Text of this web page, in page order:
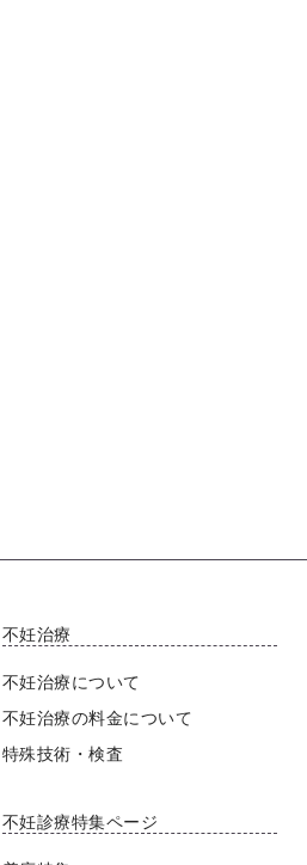
不妊治療
不妊治療について
不妊治療の料金について
特殊技術・検査
不妊診療特集ページ